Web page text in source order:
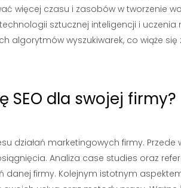
więcej czasu i zasobów w tworzenie
sztucznej inteligencji i
algorytmów wyszukiwarek, co wiąże
dla swojej firmy?
działań marketingowych firmy. Przede
Analiza case studies oraz
firmy. Kolejnym istotnym